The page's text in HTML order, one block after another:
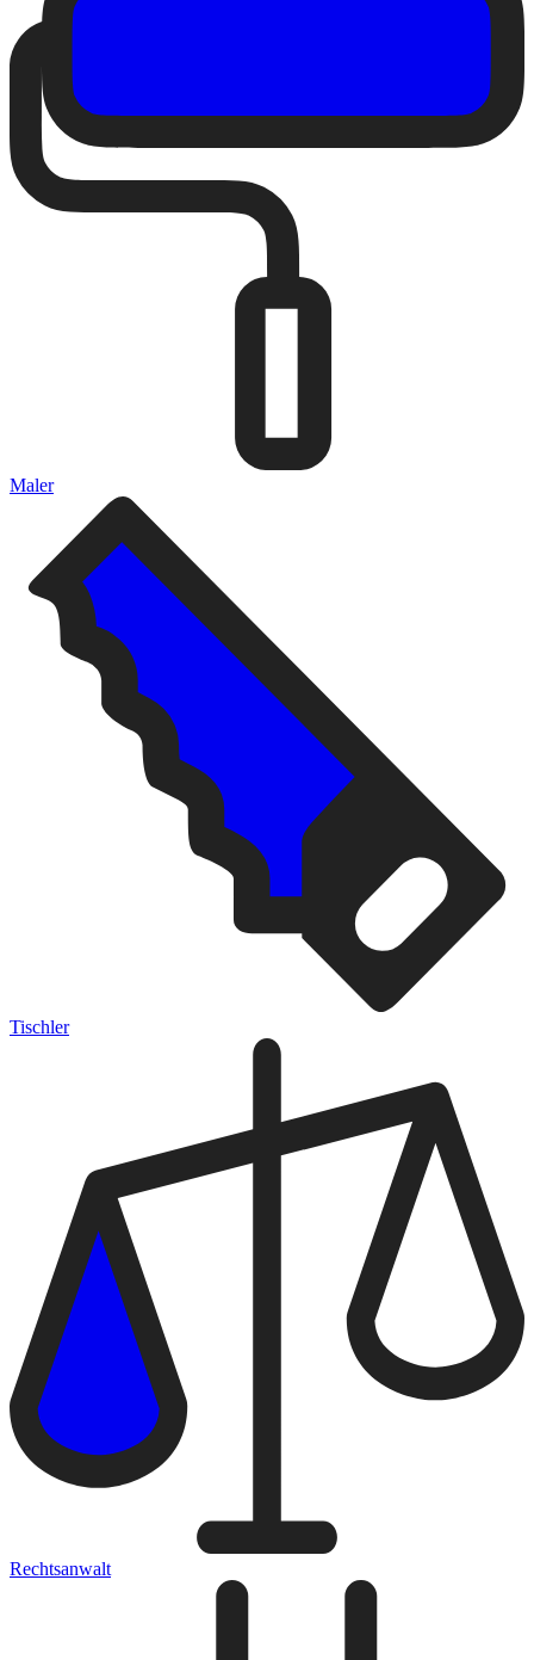
Maler
Tischler
Rechtsanwalt